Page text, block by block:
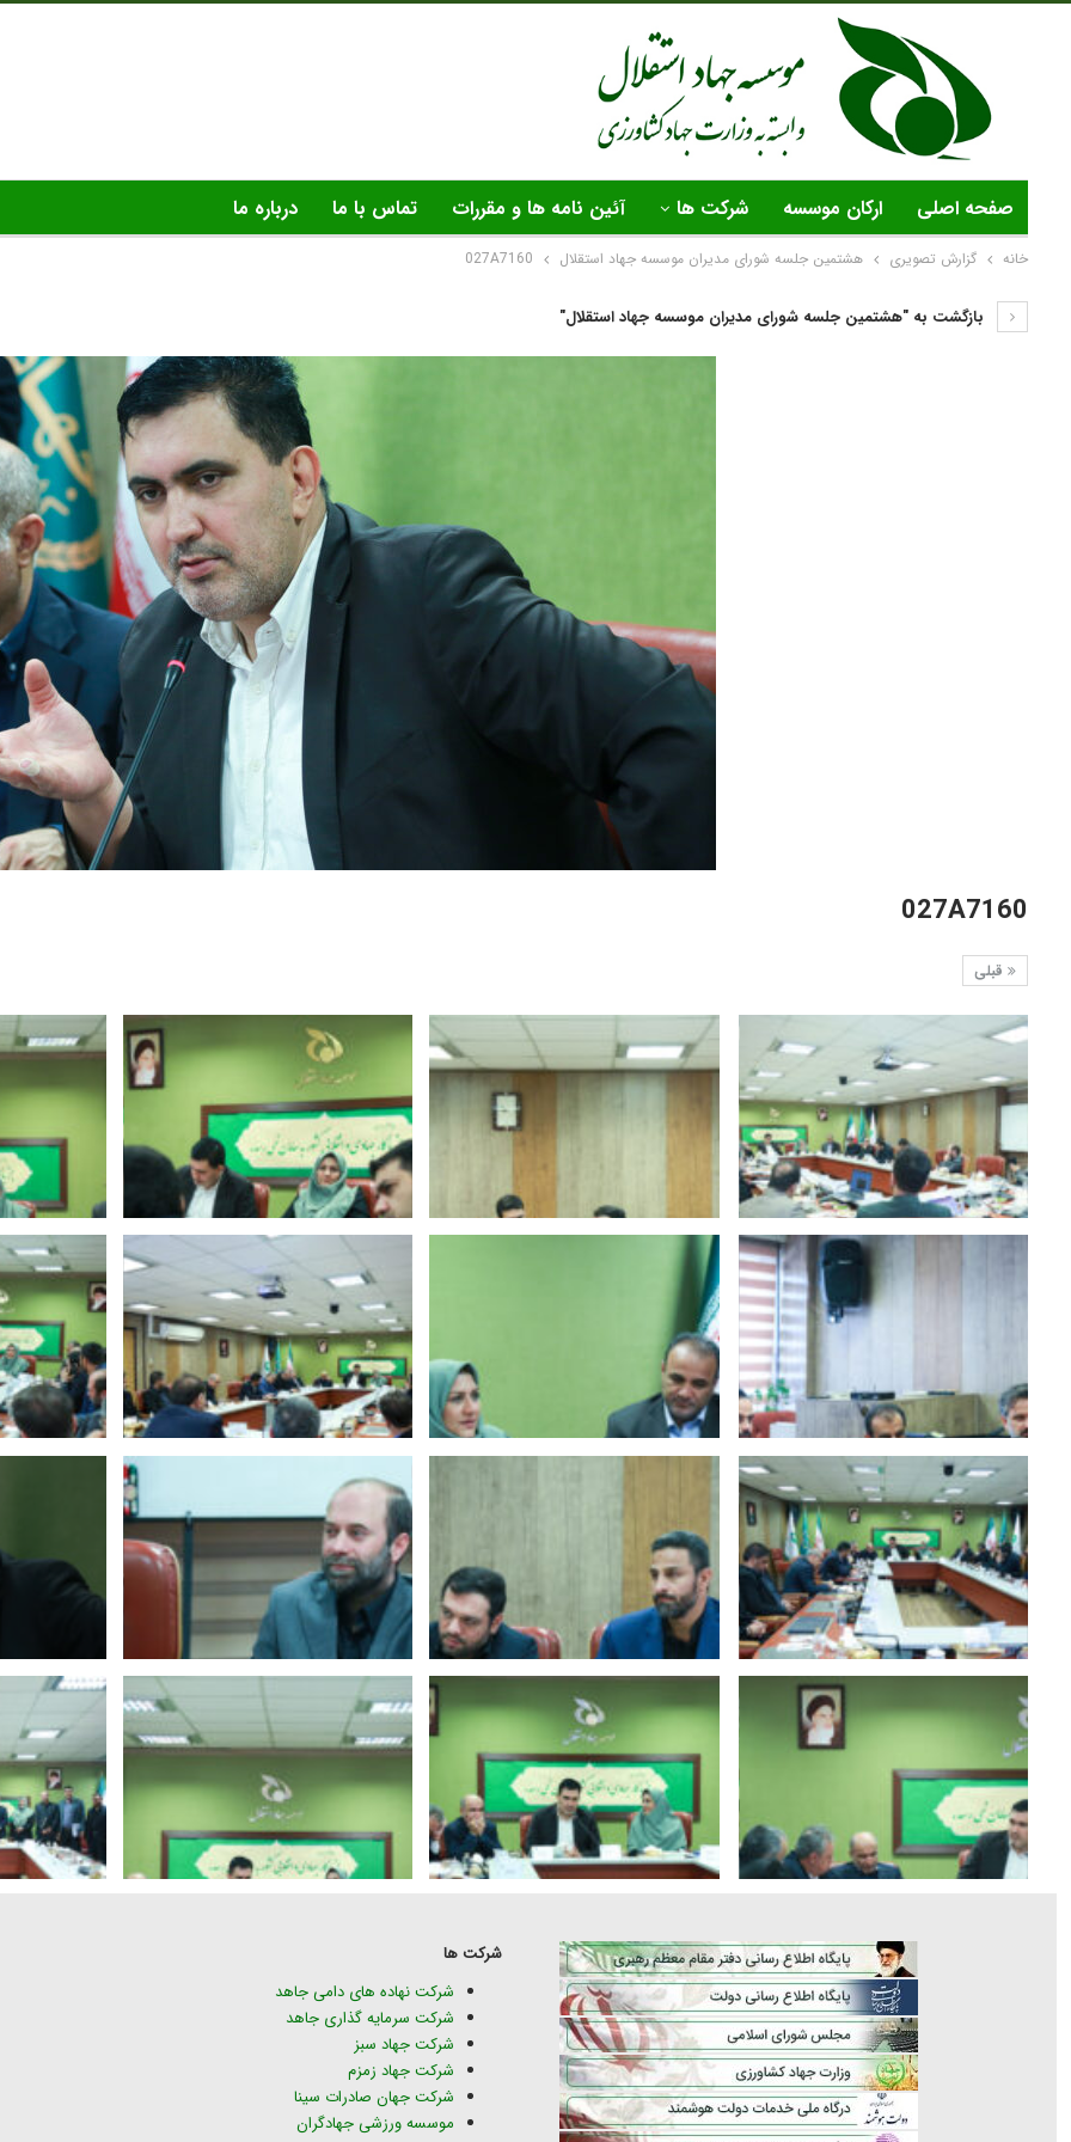
صفحه اصلی ارکان موسسه شرکت ها آئین نامه ها و مقررات تماس با ما درباره ما
خانه گزارش تصویری هشتمین جلسه شورای مدیران موسسه جهاد استقلال 027A7160
بازگشت به "هشتمین جلسه شورای مدیران موسسه جهاد استقلال"
027A7160
قبلی
شرکت ها
شرکت نهاده های دامی جاهد
شرکت سرمایه گذاری جاهد
شرکت جهاد سبز
شرکت جهاد زمزم
شرکت جهان صادرات سینا
موسسه ورزشی جهادگران